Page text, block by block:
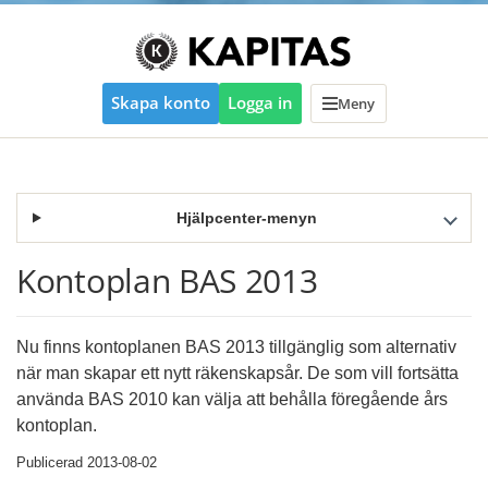
Skapa konto Logga in Meny
Hjälpcenter-menyn
Kontoplan BAS 2013
Nu finns kontoplanen BAS 2013 tillgänglig som alternativ
när man skapar ett nytt räkenskapsår. De som vill fortsätta
använda BAS 2010 kan välja att behålla föregående års
kontoplan.
Publicerad 2013-08-02